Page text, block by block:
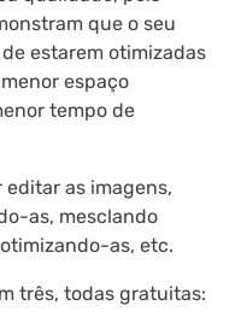
que o seu
estarem otimizadas
espaço
tempo de
editar as imagens,
as, mesclando
as, etc.
três, todas gratuitas: